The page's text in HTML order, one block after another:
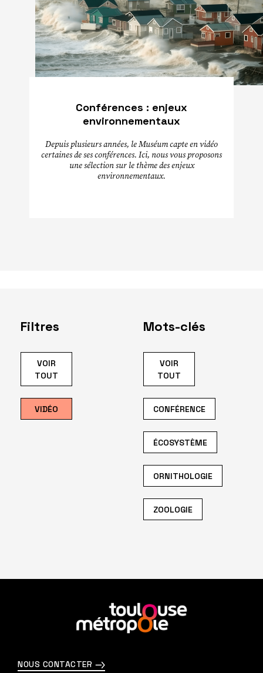
Conférences : enjeux
environnementaux
Depuis plusieurs années, le Muséum capte en vidéo
certaines de ses conférences. Ici, nous vous proposons
une sélection sur le thème des enjeux
environnementaux.
Filtres
VOIR
TOUT
VIDÉO
Mots-clés
VOIR
TOUT
CONFÉRENCE
ÉCOSYSTÈME
ORNITHOLOGIE
ZOOLOGIE
En
savoir
plus
NOUS CONTACTER